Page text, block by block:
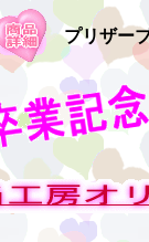
プリザー